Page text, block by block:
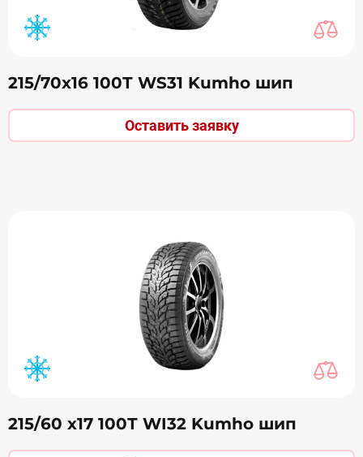
215/70х16 100Т WS31 Kumho шип
Оставить заявку
215/60 х17 100Т WI32 Kumho шип